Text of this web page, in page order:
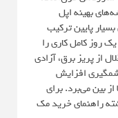
بهینه اپل
پایین ترکیب
روز کامل کاری را
از پریز برق، آزادی
افزایش
از بین می‌برد. برای
راهنمای خرید مک